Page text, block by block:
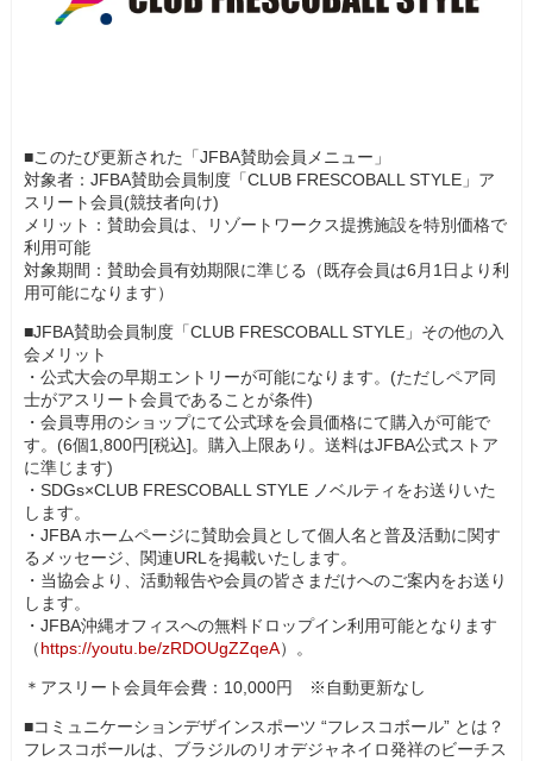
■このたび更新された「JFBA賛助会員メニュー」
対象者：JFBA賛助会員制度「CLUB FRESCOBALL STYLE」ア
スリート会員(競技者向け)
メリット：賛助会員は、リゾートワークス提携施設を特別価格で
利用可能
対象期間：賛助会員有効期限に準じる（既存会員は6月1日より利
用可能になります）
■JFBA賛助会員制度「CLUB FRESCOBALL STYLE」その他の入
会メリット
・公式大会の早期エントリーが可能になります。(ただしペア同
士がアスリート会員であることが条件)
・会員専用のショップにて公式球を会員価格にて購入が可能で
す。(6個1,800円[税込]。購入上限あり。送料はJFBA公式ストア
に準じます)
・SDGs×CLUB FRESCOBALL STYLE ノベルティをお送りいた
します。
・JFBA ホームページに賛助会員として個人名と普及活動に関す
るメッセージ、関連URLを掲載いたします。
・当協会より、活動報告や会員の皆さまだけへのご案内をお送り
します。
・JFBA沖縄オフィスへの無料ドロップイン利用可能となります
（https://youtu.be/zRDOUgZZqeA）。
＊アスリート会員年会費：10,000円 ※自動更新なし
■コミュニケーションデザインスポーツ “フレスコボール” とは？
フレスコボールは、ブラジルのリオデジャネイロ発祥のビーチス